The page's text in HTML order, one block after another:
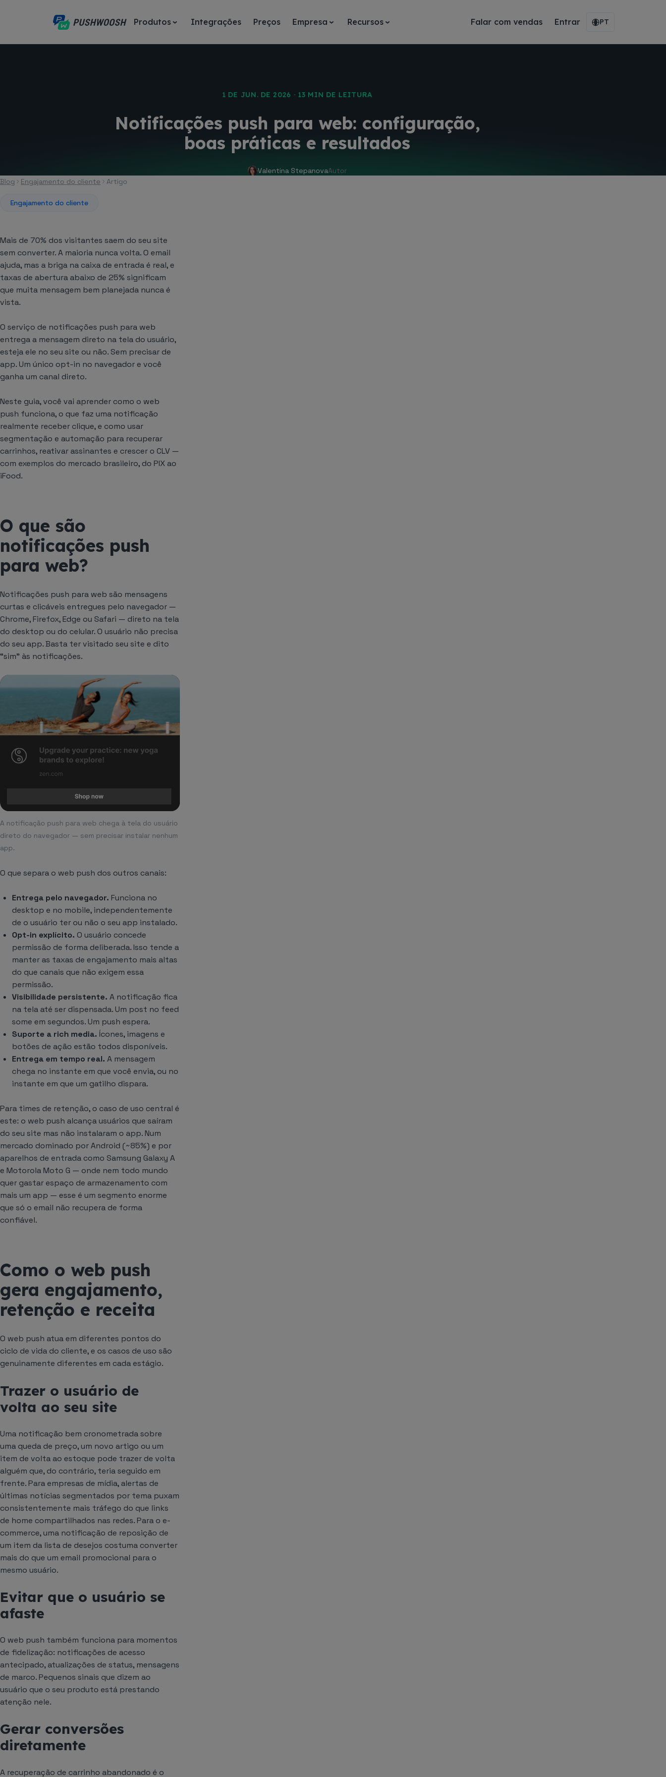
Produtos Integrações Preços Empresa Recursos Falar com vendas Entrar PT
1 DE JUN. DE 2026 · 13 MIN DE LEITURA
Notificações push para web: configuração,
boas práticas e resultados
Valentina StepanovaAutor
Blog
Engajamento do cliente Artigo
Engajamento do cliente
Mais de 70% dos visitantes saem do seu site
sem converter. A maioria nunca volta. O email
ajuda, mas a briga na caixa de entrada é real, e
taxas de abertura abaixo de 25% significam
que muita mensagem bem planejada nunca é
vista.
O serviço de notificações push para web
entrega a mensagem direto na tela do usuário,
esteja ele no seu site ou não. Sem precisar de
app. Um único opt-in no navegador e você
ganha um canal direto.
Neste guia, você vai aprender como o web
push funciona, o que faz uma notificação
realmente receber clique, e como usar
segmentação e automação para recuperar
carrinhos, reativar assinantes e crescer o CLV —
com exemplos do mercado brasileiro, do PIX ao
iFood.
O que são
notificações push
para web?
Notificações push para web são mensagens
curtas e clicáveis entregues pelo navegador —
Chrome, Firefox, Edge ou Safari — direto na tela
do desktop ou do celular. O usuário não precisa
do seu app. Basta ter visitado seu site e dito
“sim” às notificações.
A notificação push para web chega à tela do usuário
direto do navegador — sem precisar instalar nenhum
app.
O que separa o web push dos outros canais:
Entrega pelo navegador. Funciona no
desktop e no mobile, independentemente
de o usuário ter ou não o seu app instalado.
Opt-in explícito. O usuário concede
permissão de forma deliberada. Isso tende a
manter as taxas de engajamento mais altas
do que canais que não exigem essa
permissão.
Visibilidade persistente. A notificação fica
na tela até ser dispensada. Um post no feed
some em segundos. Um push espera.
Suporte a rich media. Ícones, imagens e
botões de ação estão todos disponíveis.
Entrega em tempo real. A mensagem
chega no instante em que você envia, ou no
instante em que um gatilho dispara.
Para times de retenção, o caso de uso central é
este: o web push alcança usuários que saíram
do seu site mas não instalaram o app. Num
mercado dominado por Android (~85%) e por
aparelhos de entrada como Samsung Galaxy A
e Motorola Moto G — onde nem todo mundo
quer gastar espaço de armazenamento com
mais um app — esse é um segmento enorme
que só o email não recupera de forma
confiável.
Como o web push
gera engajamento,
retenção e receita
O web push atua em diferentes pontos do
ciclo de vida do cliente, e os casos de uso são
genuinamente diferentes em cada estágio.
Trazer o usuário de
volta ao seu site
Uma notificação bem cronometrada sobre
uma queda de preço, um novo artigo ou um
item de volta ao estoque pode trazer de volta
alguém que, do contrário, teria seguido em
frente. Para empresas de mídia, alertas de
últimas notícias segmentados por tema puxam
consistentemente mais tráfego do que links
de home compartilhados nas redes. Para o e-
commerce, uma notificação de reposição de
um item da lista de desejos costuma converter
mais do que um email promocional para o
mesmo usuário.
Evitar que o usuário se
afaste
O web push também funciona para momentos
de fidelização: notificações de acesso
antecipado, atualizações de status, mensagens
de marco. Pequenos sinais que dizem ao
usuário que o seu produto está prestando
atenção nele.
Gerar conversões
diretamente
A recuperação de carrinho abandonado é o